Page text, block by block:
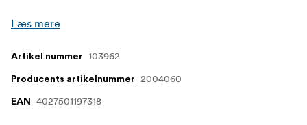
Læs mere
Artikel nummer 103962
Producents artikelnummer 2004060
EAN 4027501197318